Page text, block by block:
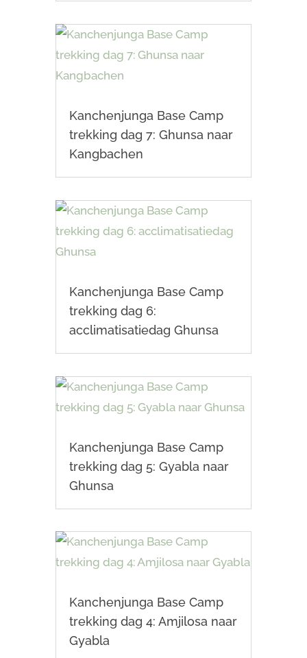
Kanchenjunga Base Camp
trekking dag 7: Ghunsa naar
Kangbachen
Kanchenjunga Base Camp
trekking dag 6:
acclimatisatiedag Ghunsa
Kanchenjunga Base Camp
trekking dag 5: Gyabla naar
Ghunsa
Kanchenjunga Base Camp
trekking dag 4: Amjilosa naar
Gyabla